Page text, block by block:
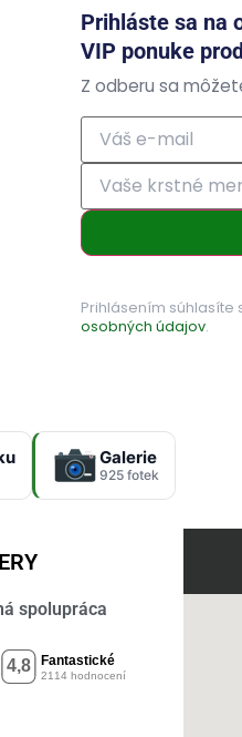
Prihláste sa na
VIP ponuke
Z odberu sa
Prihlásením
osobných údajov.
Galerie
925 fotek
spolupráca